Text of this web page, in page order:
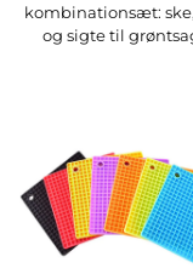
kombinationsæt:
og sigte til